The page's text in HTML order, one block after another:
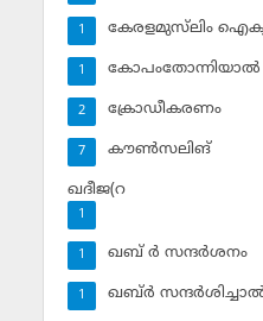
കേരളമുസ്‌ലിം
1
കോപംതോന്നിയാല്‍
1
ക്രോഡീകരണം
2
കൗണ്‍സലിങ്‌
7
ഖദീജ(റ
1
ഖബ് ര്‍ സന്ദര്‍ശനം
1
ഖബ്ര്‍
1